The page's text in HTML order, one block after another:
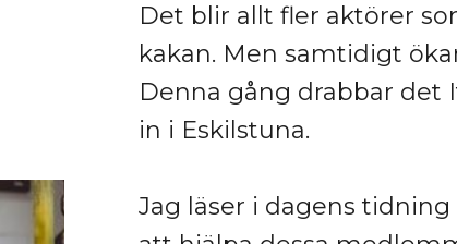
Det blir allt fler aktörer
kakan. Men samtidigt
Denna gång drabbar det
in i Eskilstuna.
Jag läser i dagens